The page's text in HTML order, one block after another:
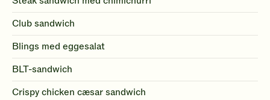
Club sandwich
Blings med eggesalat
BLT-sandwich
Crispy chicken cæsar sandwich